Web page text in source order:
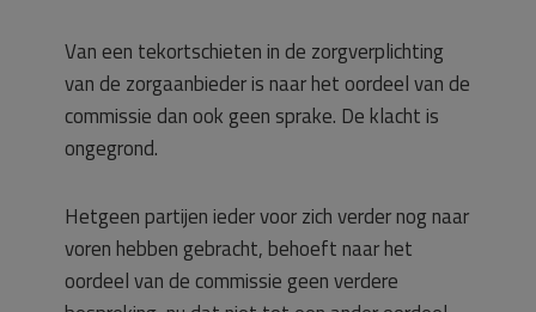
Van een tekortschieten in de zorgverplichting
van de zorgaanbieder is naar het oordeel van de
commissie dan ook geen sprake. De klacht is
ongegrond.
Hetgeen partijen ieder voor zich verder nog naar
voren hebben gebracht, behoeft naar het
oordeel van de commissie geen verdere